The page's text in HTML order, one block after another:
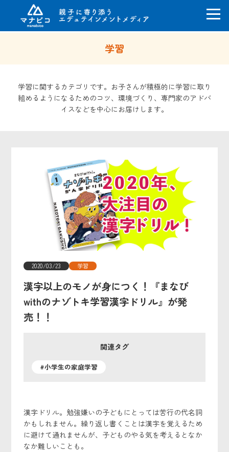
学習
学習に関するカテゴリです。お子さんが積極的に学習に取り
組めるようになるためのコツ、環境づくり、専門家のアドバ
イスなどを中心にお届けします。
2020/03/23 学習
漢字以上のモノが身につく！『まなび
withのナゾトキ学習漢字ドリル』が発
売！！
関連タグ
#小学生の家庭学習
漢字ドリル。勉強嫌いの子どもにとっては苦行の代名詞
かもしれません。繰り返し書くことは漢字を覚えるため
に避けて通れませんが、子どものやる気を考えるとなか
なか難しいことも。